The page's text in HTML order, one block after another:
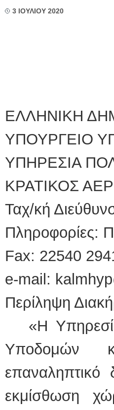
3 ΙΟΥΛΙΟΥ 2020
ΕΛΛΗΝΙΚΗ
ΥΠΟΥΡΓΕΙΟ
ΥΠΗΡΕΣΙΑ
ΚΡΑΤΙΚΟΣ
Ταχ/κή
Πληροφορίες:
Fax: 22540
e-mail:
Περίληψη
«Η
Υποδομών
επαναληπτικό
εκμίσθω­ση